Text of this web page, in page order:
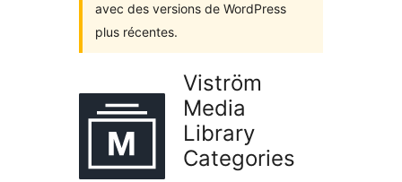
avec des versions de WordPress
plus récentes.
Viström
Media
Library
Categories